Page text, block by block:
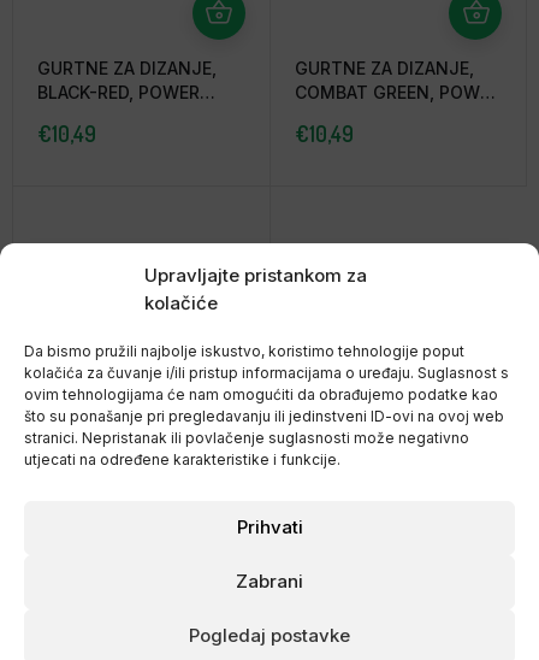
Upravljajte pristankom za
kolačiće
Da bismo pružili najbolje iskustvo, koristimo tehnologije poput
kolačića za čuvanje i/ili pristup informacijama o uređaju. Suglasnost s
ovim tehnologijama će nam omogućiti da obrađujemo podatke kao
što su ponašanje pri pregledavanju ili jedinstveni ID-ovi na ovoj web
stranici. Nepristanak ili povlačenje suglasnosti može negativno
utjecati na određene karakteristike i funkcije.
Prihvati
Zabrani
Pogledaj postavke
GURTNE ZA DIZANJE,
BLACK-RED, POWER
€10,49
GURTNE ZA DIZANJE,
COMBAT GREEN, POWER
€10,49
Gurtne za dizanje